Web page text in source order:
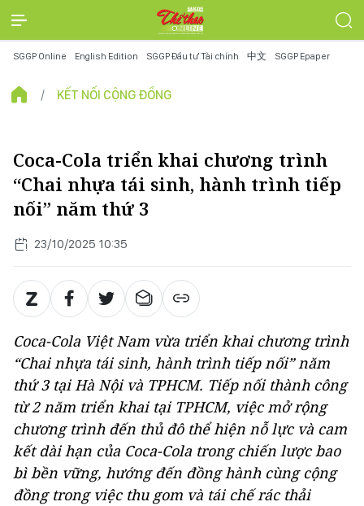
SGGP Online English Edition SGGP Đầu tư Tài chính 中文 SGGP Epaper
KẾT NỐI CỘNG ĐỒNG
Coca-Cola triển khai chương trình
“Chai nhựa tái sinh, hành trình tiếp
nối” năm thứ 3
23/10/2025 10:35
Coca-Cola Việt Nam vừa triển khai chương trình
“Chai nhựa tái sinh, hành trình tiếp nối” năm
thứ 3 tại Hà Nội và TPHCM. Tiếp nối thành công
từ 2 năm triển khai tại TPHCM, việc mở rộng
chương trình đến thủ đô thể hiện nỗ lực và cam
kết dài hạn của Coca-Cola trong chiến lược bao
bì bền vững, hướng đến đồng hành cùng cộng
đồng trong việc thu gom và tái chế rác thải